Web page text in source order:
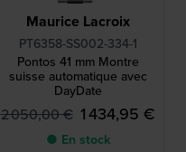
Maurice Lacroix
PT6358-SS002-334-1
Pontos 41 mm Montre
suisse automatique avec
DayDate
2 050,00 € 1 434,95 €
● En stock